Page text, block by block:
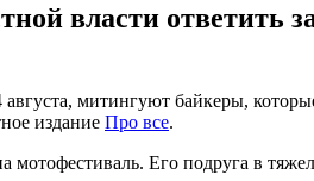
власти ответить
митингуют байкеры,
издание Про все.
мотофестиваль. Его подруга в